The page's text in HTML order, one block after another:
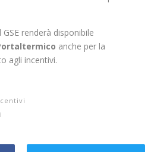
renderà disponibile
anche per la
agli incentivi.